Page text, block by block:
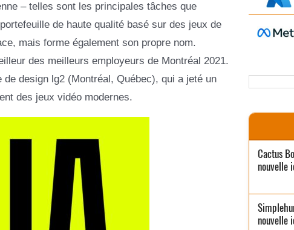
– telles sont les principales tâches que
de haute qualité basé sur des jeux de
mais forme également son propre nom.
des meilleurs employeurs de Montréal 2021.
design lg2 (Montréal, Québec), qui a jeté un
des jeux vidéo modernes.
Cactus
nouvelle
nouvelle